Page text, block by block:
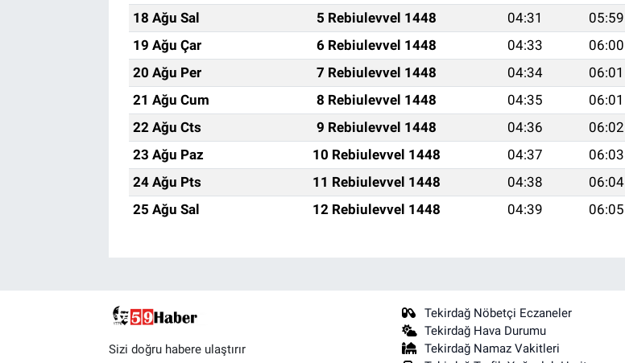
18 Ağu Sal
5 Rebiulevvel 1448 04:31 05:59
19 Ağu Çar
6 Rebiulevvel 1448 04:33 06:00
20 Ağu Per
7 Rebiulevvel 1448 04:34 06:01
21 Ağu Cum
8 Rebiulevvel 1448 04:35 06:01
22 Ağu Cts
9 Rebiulevvel 1448 04:36 06:02
23 Ağu Paz
10 Rebiulevvel 1448 04:37 06:03
24 Ağu Pts
11 Rebiulevvel 1448 04:38 06:04
25 Ağu Sal
12 Rebiulevvel 1448 04:39 06:05
Sizi doğru habere ulaştırır
Tekirdağ Nöbetçi Eczaneler
Tekirdağ Hava Durumu
Tekirdağ Namaz Vakitleri